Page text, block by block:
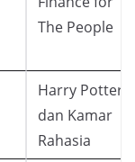
The People
Harry Potter
dan Kamar
Rahasia